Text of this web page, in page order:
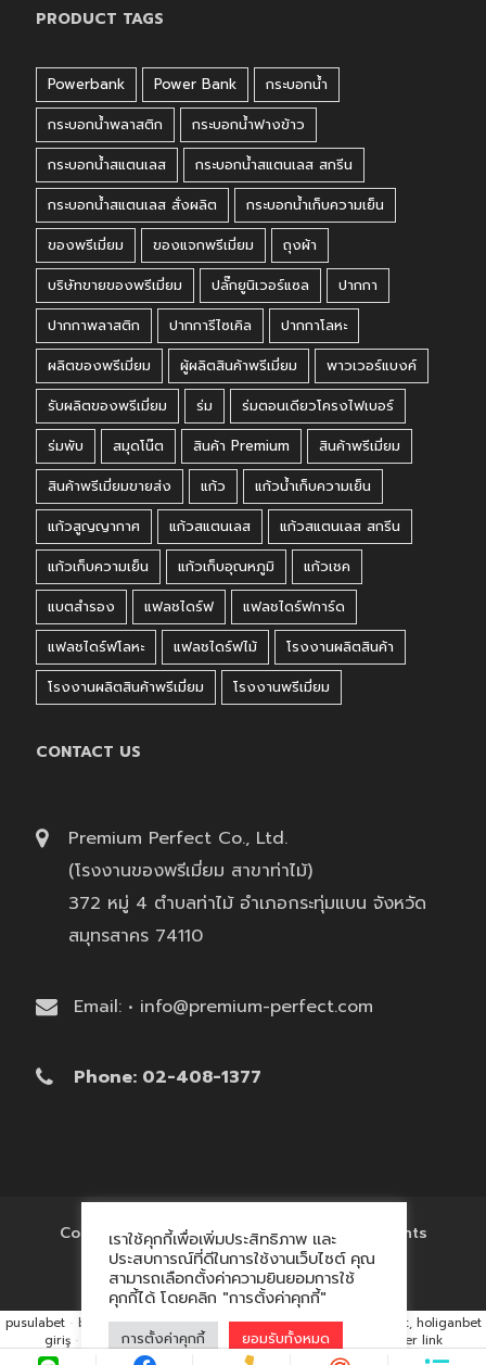
PRODUCT TAGS
Powerbank Power Bank
กระบอกน้ำ
กระบอกน้ำพลาสติก
กระบอกน้ำฟางข้าว
กระบอกน้ำสแตนเลส
กระบอกน้ำสแตนเลส สกรีน
กระบอกน้ำสแตนเลส สั่งผลิต
กระบอกน้ำเก็บความเย็น
ของพรีเมี่ยม
ของแจกพรีเมี่ยม
ถุงผ้า
บริษัทขายของพรีเมี่ยม
ปลั๊กยูนิเวอร์แซล
ปากกา
ปากกาพลาสติก
ปากการีไซเคิล
ปากกาโลหะ
ผลิตของพรีเมี่ยม
ผู้ผลิตสินค้าพรีเมี่ยม
พาวเวอร์แบงค์
รับผลิตของพรีเมี่ยม
ร่ม
ร่มตอนเดียวโครงไฟเบอร์
ร่มพับ
สมุดโน๊ต สินค้า Premium
สินค้าพรีเมี่ยม
สินค้าพรีเมี่ยมขายส่ง
แก้ว
แก้วน้ำเก็บความเย็น
แก้วสูญญากาศ
แก้วสแตนเลส
แก้วสแตนเลส สกรีน
แก้วเก็บความเย็น
แก้วเก็บอุณหภูมิ
แก้วเชค
แบตสำรอง
แฟลชไดร์ฟ
แฟลชไดร์ฟการ์ด
แฟลชไดร์ฟโลหะ
แฟลชไดร์ฟไม้
โรงงานผลิตสินค้า
โรงงานผลิตสินค้าพรีเมี่ยม
โรงงานพรีเมี่ยม
CONTACT US
Premium Perfect Co., Ltd.
(โรงงานของพรีเมี่ยม สาขาท่าไม้)
372 หมู่ 4 ตำบลท่าไม้ อำเภอกระทุ่มแบน จังหวัด
สมุทรสาคร 74110
Email: • info@premium-perfect.com
Phone: 02-408-1377
Copyright © 2017 'โรงงานของพรีเมี่ยม' All Rights
Reserved.
เราใช้คุกกี้เพื่อเพิ่มประสิทธิภาพ และ
ประสบการณ์ที่ดีในการใช้งานเว็บไซต์ คุณ
สามารถเลือกตั้งค่าความยินยอมการใช้
คุกกี้ได้ โดยคลิก "การตั้งค่าคุกกี้"
การตั้งค่าคุกกี้ ยอมรับทั้งหมด
pusulabet · betyap · avrupabet · matbet, matbet giriş ·
holiganbet, holiganbet
giriş · cratosroyalbet · maxwin hacklink market, kalıcı footer link